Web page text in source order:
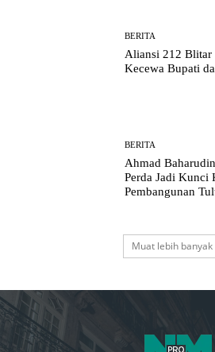
BERITA
Aliansi 212 Blitar
Kecewa Bupati
BERITA
Ahmad
Perda Jadi Kunci
Pembangunan
Muat lebih banyak